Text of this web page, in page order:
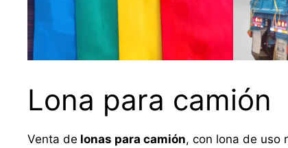
Lona para camión
Venta de lonas para camión, con lona de uso